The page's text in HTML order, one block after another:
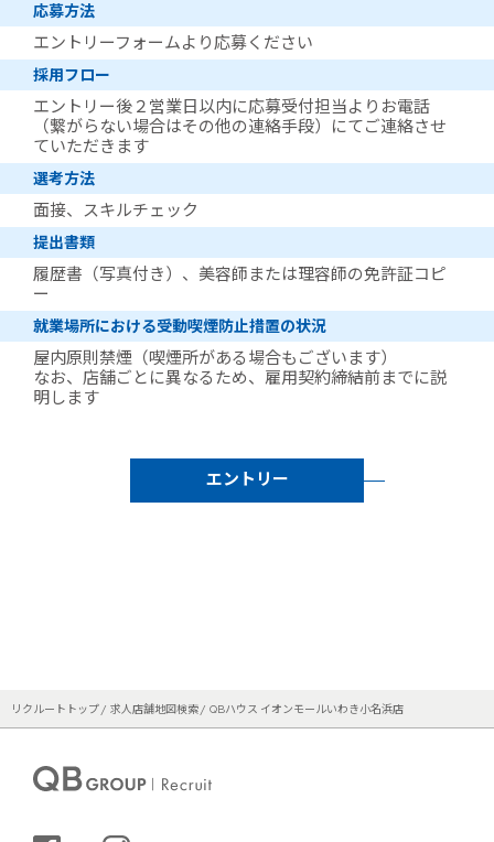
応募方法
エントリーフォームより応募ください
採用フロー
エントリー後２営業日以内に応募受付担当よりお電話
（繋がらない場合はその他の連絡手段）にてご連絡させ
ていただきます
選考方法
面接、スキルチェック
提出書類
履歴書（写真付き）、美容師または理容師の免許証コピ
ー
就業場所における受動喫煙防止措置の状況
屋内原則禁煙（喫煙所がある場合もございます）
なお、店舗ごとに異なるため、雇用契約締結前までに説
明します
エントリー
リクルートトップ 求人店舗地図検索 QBハウス イオンモールいわき小名浜店